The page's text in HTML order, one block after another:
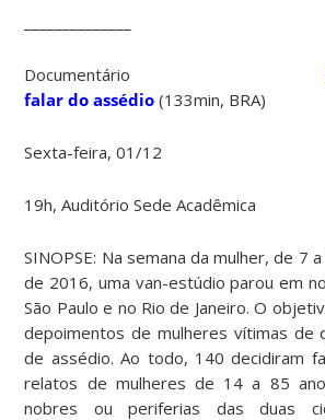
Documentário
falar do assédio (133min, BRA)
Sexta-feira, 01/12
19h, Auditório Sede Acadêmica
SINOPSE: Na semana da mulher, de 7
de 2016, uma van-estúdio parou em
São Paulo e no Rio de Janeiro. O
depoimentos de mulheres vítimas de
de assédio. Ao todo, 140 decidiram
relatos de mulheres de 14 a 85
nobres ou periferias das duas